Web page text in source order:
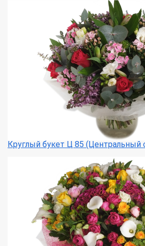
Круглый букет Ц 85 (Центральный